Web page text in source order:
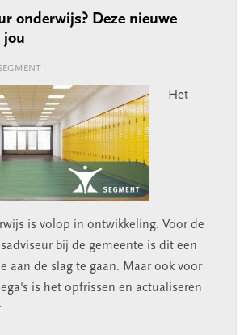
onderwijs? Deze nieuwe
jou
Het
is volop in ontwikkeling. Voor de
bij de gemeente is dit een
aan de slag te gaan. Maar ook voor
is het opfrissen en actualiseren